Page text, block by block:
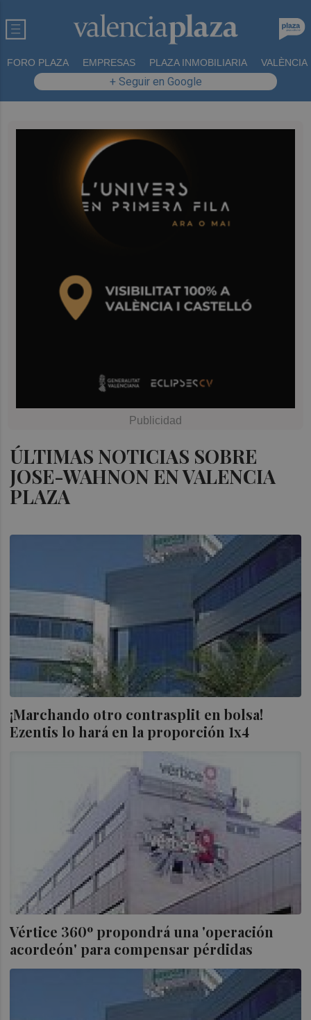
FORO PLAZA EMPRESAS PLAZA INMOBILIARIA VALÈNCIA
+ Seguir en Google
ÚLTIMAS NOTICIAS SOBRE
JOSE-WAHNON EN VALENCIA
PLAZA
¡Marchando otro contrasplit en bolsa!
Ezentis lo hará en la proporción 1x4
Vértice 360º propondrá una 'operación
acordeón' para compensar pérdidas